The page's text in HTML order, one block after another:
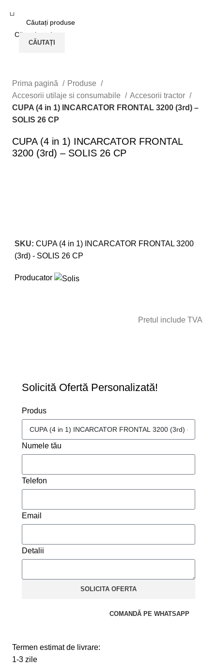
CĂUTAȚI
Prima pagină
Produse
Accesorii utilaje si consumabile
Accesorii tractor
CUPA (4 in 1) INCARCATOR FRONTAL 3200 (3rd) –
SOLIS 26 CP
CUPA (4 in 1) INCARCATOR FRONTAL
3200 (3rd) – SOLIS 26 CP
SKU: CUPA (4 in 1) INCARCATOR FRONTAL 3200
(3rd) - SOLIS 26 CP
Producator
Pretul include TVA
Solicită Ofertă Personalizată!
Produs
Numele tău
Telefon
Email
Detalii
SOLICITA OFERTA
COMANDĂ PE WHATSAPP
Termen estimat de livrare:
1-3 zile